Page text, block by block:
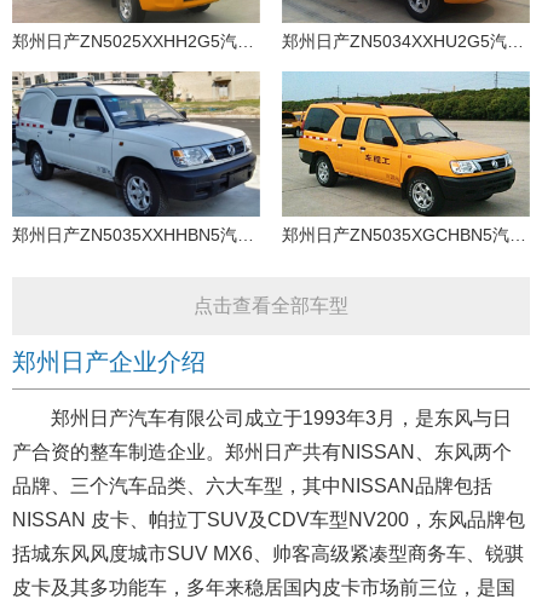
郑州日产ZN5034XXHU2G5汽油国五救险车
郑州日产ZN5035XGCHBN5汽油国五工程车
点击查看全部车型
郑州日产企业介绍
郑州日产汽车有限公司成立于1993年3月，是东风与日
产合资的整车制造企业。郑州日产共有NISSAN、东风两个
品牌、三个汽车品类、六大车型，其中NISSAN品牌包括
NISSAN 皮卡、帕拉丁SUV及CDV车型NV200，东风品牌包
括城东风风度城市SUV MX6、帅客高级紧凑型商务车、锐骐
皮卡及其多功能车，多年来稳居国内皮卡市场前三位，是国